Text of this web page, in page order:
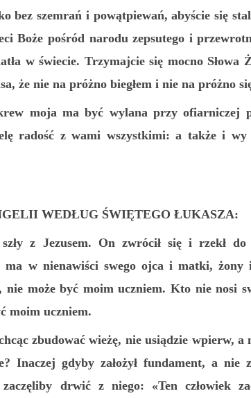
bez szemrań i powątpiewań, abyście się
Boże pośród narodu zepsutego i
w świecie. Trzymajcie się mocno Słowa
że nie na próżno biegłem i nie na próżno
moja ma być wylana przy ofiarniczej
radość z wami wszystkimi: a także i wy
WEDŁUG ŚWIĘTEGO ŁUKASZA:
z Jezusem. On zwrócił się i rzekł
w nienawiści swego ojca i matki,
nie może być moim uczniem. Kto nie nosi
moim uczniem.
zbudować wieżę, nie usiądzie wpierw,
Inaczej gdyby założył fundament, a nie
drwić z niego: «Ten człowiek